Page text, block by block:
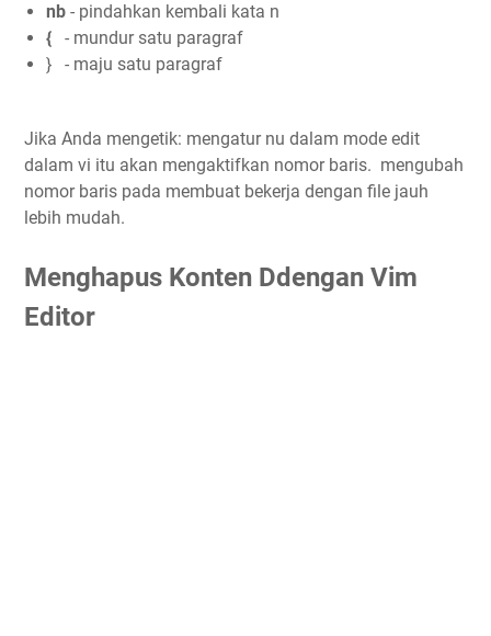
nb - pindahkan kembali kata n
{ - mundur satu paragraf
} - maju satu paragraf
Jika Anda mengetik: mengatur nu dalam mode edit
dalam vi itu akan mengaktifkan nomor baris. mengubah
nomor baris pada membuat bekerja dengan file jauh
lebih mudah.
Menghapus Konten Ddengan Vim
Editor